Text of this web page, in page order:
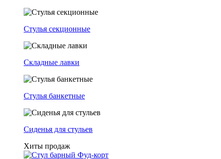
Стулья секционные
Складные лавки
Стулья банкетные
Сиденья для стульев
Хиты продаж